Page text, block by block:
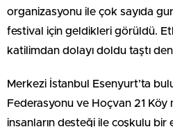
organizasyonu ile çok sayıda
festival için geldikleri görüldü.
katilimdan dolayı doldu taştı
Merkezi İstanbul Esenyurt’ta
Federasyonu ve Hoçvan 21 Köy
insanların desteği ile coşkulu bir